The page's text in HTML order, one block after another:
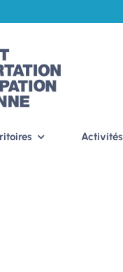
Activités